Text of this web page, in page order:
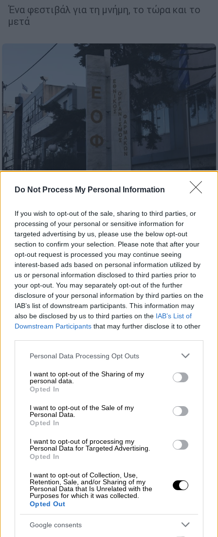
Do Not Process My Personal Information
If you wish to opt-out of the sale, sharing to third parties, or
processing of your personal or sensitive information for
targeted advertising by us, please use the below opt-out
section to confirm your selection. Please note that after your
opt-out request is processed you may continue seeing
interest-based ads based on personal information utilized by
us or personal information disclosed to third parties prior to
your opt-out. You may separately opt-out of the further
disclosure of your personal information by third parties on the
IAB’s list of downstream participants. This information may
also be disclosed by us to third parties on the IAB’s List of
Downstream Participants that may further disclose it to other
Please note that this website/app uses one or more Google
not limited to your visit or usage behaviour. You may click to
grant or deny consent to Google and its third-party tags to
use your data for below specified purposes in below Google
consent section.
Personal Data Processing Opt Outs
I want to opt-out of the Sharing of my
personal data.
Opted In
I want to opt-out of the Sale of my
Personal Data.
Opted In
I want to opt-out of processing my
Personal Data for Targeted Advertising.
Opted In
I want to opt-out of Collection, Use,
Retention, Sale, and/or Sharing of my
Personal Data that Is Unrelated with the
Purposes for which it was collected.
Opted Out
Google consents
Ένα φεστιβάλ για τη μνήμη, το τώρα και το
μετά
ΕΟΦ: Ανάκληση διαγνωστικών τεστ για
HIV και σύφιλη
H λίστα με τις επίμαχες παρτίδες που
ανακαλούνται
Lifestyle 04.04.2025 12:47
Πρίγκιπας Χάρι για την υπόθεση με το
φιλανθρωπικό ίδρυμα Sentebale:
«Αναμένουμε να αποκαλυφθεί η
αλήθεια»
Αποχωρεί από το ίδρυμα που ίδρυσε, εν
μέσω σοβαρών καταγγελιών